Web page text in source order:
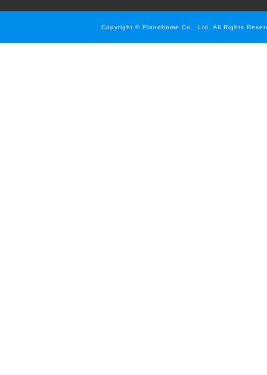
Copyright © Plandhome Co., Ltd. All Rights